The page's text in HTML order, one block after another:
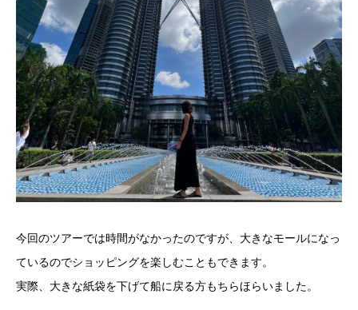
今回のツアーでは時間がなかったのですが、大きなモールになっ
ているのでショッピングを楽しむこともできます。
実際、大きな紙袋を下げて船に戻る方もちらほらいました。